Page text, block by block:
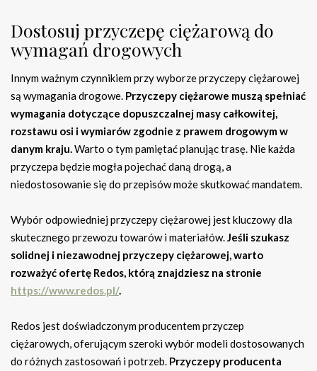
Dostosuj przyczepę ciężarową do
wymagań drogowych
Innym ważnym czynnikiem przy wyborze przyczepy ciężarowej
są wymagania drogowe. Przyczepy ciężarowe muszą spełniać
wymagania dotyczące dopuszczalnej masy całkowitej,
rozstawu osi i wymiarów zgodnie z prawem drogowym w
danym kraju.Warto o tym pamiętać planując trasę. Nie każda
przyczepa będzie mogła pojechać daną drogą, a
niedostosowanie się do przepisów może skutkować mandatem.
Wybór odpowiedniej przyczepy ciężarowej jest kluczowy dla
skutecznego przewozu towarów i materiałów.Jeśli szukasz
solidnej i niezawodnej przyczepy ciężarowej, warto
rozważyć ofertę Redos, którą znajdziesz na stronie
https://www.redos.pl/.
Redos jest doświadczonym producentem przyczep
ciężarowych, oferującym szeroki wybór modeli dostosowanych
do różnych zastosowań i potrzeb. Przyczepy producenta